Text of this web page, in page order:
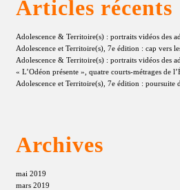
Articles récents
Adolescence & Territoire(s) : portraits vidéos des
Adolescence et Territoire(s), 7e édition : cap vers
Adolescence & Territoire(s) : portraits vidéos des
« L’Odéon présente », quatre courts-métrages de
Adolescence et Territoire(s), 7e édition : poursuite
Archives
mai 2019
mars 2019